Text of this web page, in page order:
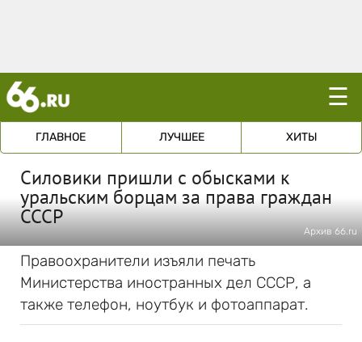
☰
ГЛАВНОЕ ЛУЧШЕЕ ХИТЫ
Силовики пришли с обысками к
уральским борцам за права граждан
СССР
Архив 66.ru
Правоохранители изъяли печать
Министерства иностранных дел СССР, а
также телефон, ноутбук и фотоаппарат.